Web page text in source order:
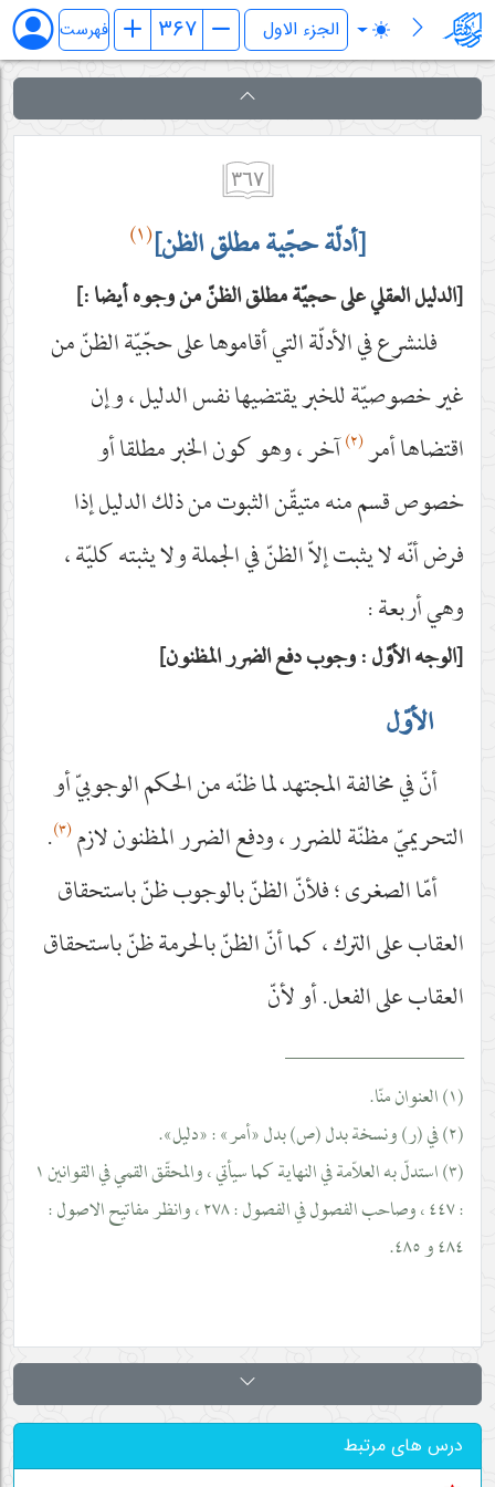
فرائد الاصول (رسائل) فهرست
٣٦٧
[أدلّة حجّية مطلق الظن](١)
الدليل العقلي على حجيّة مطلق الظنّ من وجوه أيضا :
فلنشرع في الأدلّة التي أقاموها على حجّيّة الظنّ من
غير خصوصيّة للخبر يقتضيها نفس الدليل ، وإن
اقتضاها أمر(٢) آخر ، وهو كون الخبر مطلقا أو
خصوص قسم منه متيقّن الثبوت من ذلك الدليل إذا
فرض أنّه لا يثبت إلاّ الظنّ في الجملة ولا يثبته كليّة ،
وهي أربعة :
الوجه الأوّل : وجوب دفع الضرر المظنون
الأوّل
أنّ في مخالفة المجتهد لما ظنّه من الحكم الوجوبيّ أو
التحريميّ مظنّة للضرر ، ودفع الضرر المظنون لازم(٣) .
أمّا الصغرى ؛ فلأنّ الظنّ بالوجوب ظنّ باستحقاق
العقاب على الترك ، كما أنّ الظنّ بالحرمة ظنّ باستحقاق
العقاب على الفعل. أو لأنّ
__________________
(١) العنوان منّا.
(٢) في (ر) ونسخة بدل (ص) بدل «أمر» : «دليل».
(٣) استدلّ به العلاّمة في النهاية كما سيأتي ، والمحقّق القمي في القوانين ١
: ٤٤٧ ، وصاحب الفصول في الفصول : ٢٧٨ ، وانظر مفاتيح الاصول :
٤٨٤ و ٤٨٥.
درس های مرتبط